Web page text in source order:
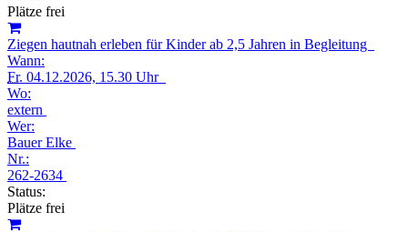
Plätze frei
Ziegen hautnah erleben für Kinder ab 2,5 Jahren in Begleitung
Wann:
Fr. 04.12.2026, 15.30 Uhr
Wo:
extern
Wer:
Bauer Elke
Nr.:
262-2634
Status:
Plätze frei